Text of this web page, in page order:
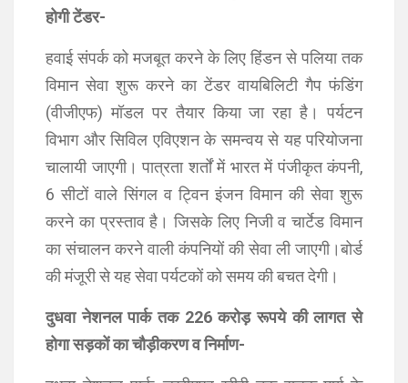
होगी टेंडर-
हवाई संपर्क को मजबूत करने के लिए हिंडन से पलिया तक
विमान सेवा शुरू करने का टेंडर वायबिलिटी गैप फंडिंग
(वीजीएफ) मॉडल पर तैयार किया जा रहा है। पर्यटन
विभाग और सिविल एविएशन के समन्वय से यह परियोजना
चालायी जाएगी। पात्रता शर्तों में भारत में पंजीकृत कंपनी,
6 सीटों वाले सिंगल व ट्विन इंजन विमान की सेवा शुरू
करने का प्रस्ताव है। जिसके लिए निजी व चार्टेड विमान
का संचालन करने वाली कंपनियों की सेवा ली जाएगी।बोर्ड
की मंजूरी से यह सेवा पर्यटकों को समय की बचत देगी।
दुधवा नेशनल पार्क तक 226 करोड़ रूपये की लागत से
होगा सड़कों का चौड़ीकरण व निर्माण-